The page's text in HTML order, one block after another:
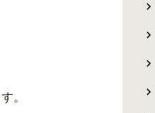
。